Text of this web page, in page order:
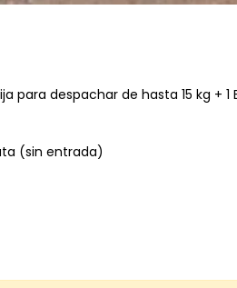
para despachar de hasta 15 kg +
(sin entrada)